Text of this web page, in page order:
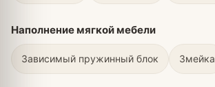
Наполнение мягкой мебели
Зависимый пружинный блок Змейка